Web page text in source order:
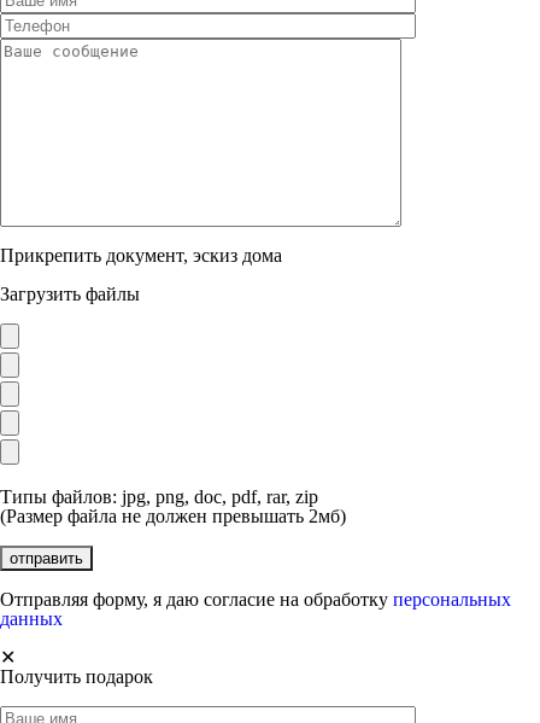
Прикрепить документ, эскиз дома
Загрузить файлы
Типы файлов: jpg, png, doc, pdf, rar, zip
(Размер файла не должен превышать 2мб)
Отправляя форму, я даю согласие на обработку персональных
данных
✕
Получить подарок